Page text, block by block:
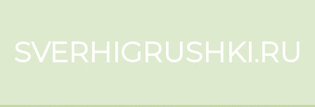
content
SVERHIGRUSHKI.RU